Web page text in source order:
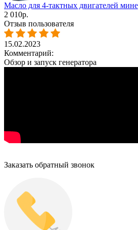
Масло для 4-тактных двигателей
2 010р.
Отзыв пользователя
15.02.2023
Комментарий:
Обзор и запуск генератора
Заказать обратный звонок